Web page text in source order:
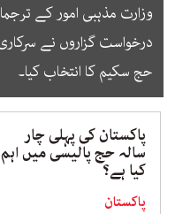
حج سکیم کا انتخاب کیا۔
پاکستان کی پہلی چار
سالہ حج پالیسی میں اہم
کیا ہے؟
پاکستان